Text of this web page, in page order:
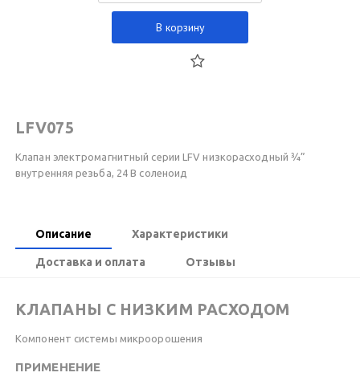
В корзину
LFV075
Клапан электромагнитный серии LFV низкорасходный ¾”
внутренняя резьба, 24 В соленоид
Описание Характеристики
Доставка и оплата Отзывы
КЛАПАНЫ С НИЗКИМ РАСХОДОМ
Компонент системы микроорошения
ПРИМЕНЕНИЕ